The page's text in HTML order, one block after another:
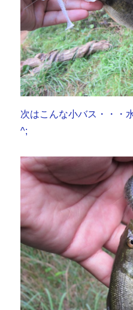
次はこんな小バス・・
^;